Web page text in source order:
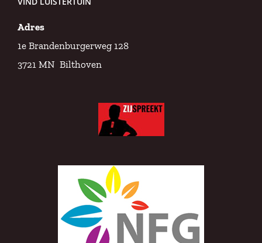
Adres
1e Brandenburgerweg 128
3721 MN Bilthoven